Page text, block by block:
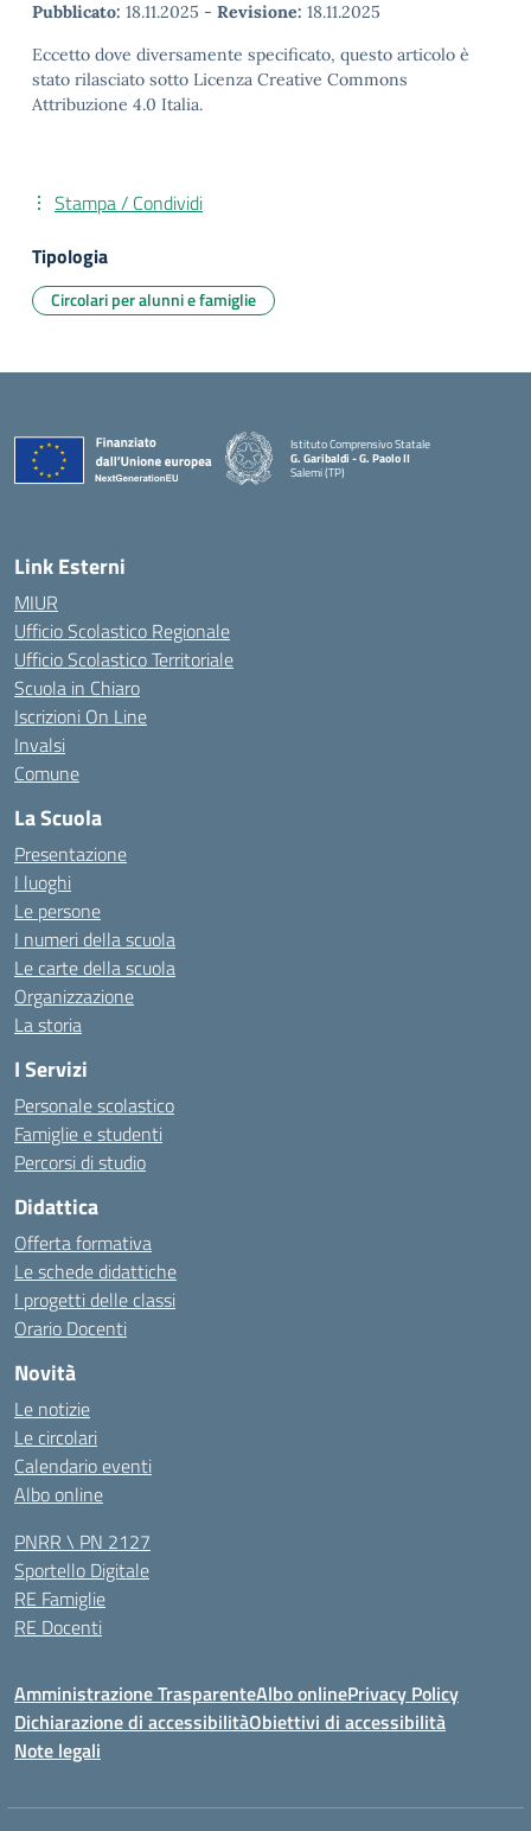
Pubblicato: 18.11.2025 - Revisione: 18.11.2025
Eccetto dove diversamente specificato, questo articolo è
stato rilasciato sotto Licenza Creative Commons
Attribuzione 4.0 Italia.
Stampa / Condividi
Tipologia
Circolari per alunni e famiglie
Istituto Comprensivo Statale
G. Garibaldi - G. Paolo II
Salemi (TP)
Link Esterni
MIUR
Ufficio Scolastico Regionale
Ufficio Scolastico Territoriale
Scuola in Chiaro
Iscrizioni On Line
Invalsi
Comune
La Scuola
Presentazione
I luoghi
Le persone
I numeri della scuola
Le carte della scuola
Organizzazione
La storia
I Servizi
Personale scolastico
Famiglie e studenti
Percorsi di studio
Didattica
Offerta formativa
Le schede didattiche
I progetti delle classi
Orario Docenti
Novità
Le notizie
Le circolari
Calendario eventi
Albo online
PNRR \ PN 2127
Sportello Digitale
RE Famiglie
RE Docenti
Amministrazione TrasparenteAlbo onlinePrivacy Policy
Dichiarazione di accessibilitàObiettivi di accessibilità
Note legali